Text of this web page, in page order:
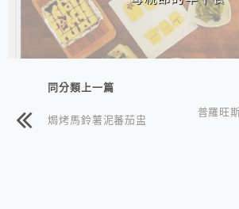
同分類上一篇
焗烤馬鈴薯泥蕃茄盅
普羅旺